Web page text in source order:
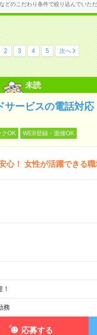
どのこだわり条件で絞り込んでいただ
2 3 4 5 次へ
未読
サービスの電話対
クOK WEB登録・面接OK
心！ 女性が活躍できる職
務
応募する